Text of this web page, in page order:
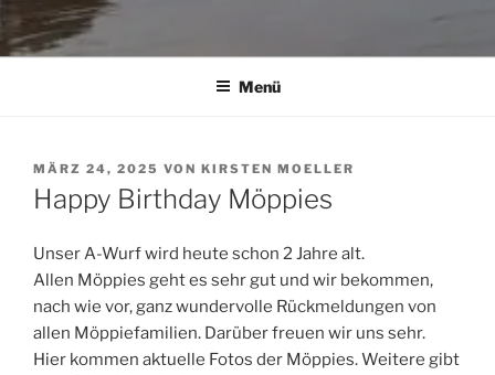
Menü
VERÖFFENTLICHT
AM
MÄRZ 24, 2025 VON KIRSTEN MOELLER
Happy Birthday Möppies
Unser A-Wurf wird heute schon 2 Jahre alt.
Allen Möppies geht es sehr gut und wir bekommen,
nach wie vor, ganz wundervolle Rückmeldungen von
allen Möppiefamilien. Darüber freuen wir uns sehr.
Hier kommen aktuelle Fotos der Möppies. Weitere gibt